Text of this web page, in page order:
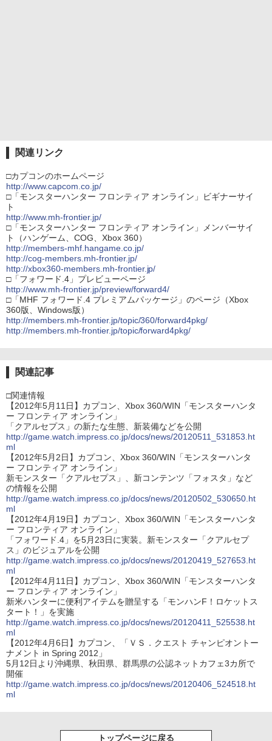
関連リンク
□カプコンのホームページ
http://www.capcom.co.jp/
□「モンスターハンター フロンティア オンライン」ビギナーサイ
ト
http://www.mh-frontier.jp/
□「モンスターハンター フロンティア オンライン」メンバーサイ
ト（ハンゲーム、COG、Xbox 360）
http://members-mhf.hangame.co.jp/
http://cog-members.mh-frontier.jp/
http://xbox360-members.mh-frontier.jp/
□「フォワード.4」プレビューページ
http://www.mh-frontier.jp/preview/forward4/
□「MHF フォワード.4 プレミアムパッケージ」のページ（Xbox
360版、Windows版）
http://members.mh-frontier.jp/topic/360/forward4pkg/
http://members.mh-frontier.jp/topic/forward4pkg/
関連記事
□関連情報
【2012年5月11日】カプコン、Xbox 360/WIN「モンスターハンタ
ー フロンティア オンライン」
「クアルセプス」の新たな生態、新装備などを公開
http://game.watch.impress.co.jp/docs/news/20120511_531853.ht
ml
【2012年5月2日】カプコン、Xbox 360/WIN「モンスターハンタ
ー フロンティア オンライン」
新モンスター「クアルセプス」、新コンテンツ「フォスタ」など
の情報を公開
http://game.watch.impress.co.jp/docs/news/20120502_530650.ht
ml
【2012年4月19日】カプコン、Xbox 360/WIN「モンスターハンタ
ー フロンティア オンライン」
「フォワード.4」を5月23日に実装。新モンスター「クアルセプ
ス」のビジュアルを公開
http://game.watch.impress.co.jp/docs/news/20120419_527653.ht
ml
【2012年4月11日】カプコン、Xbox 360/WIN「モンスターハンタ
ー フロンティア オンライン」
新米ハンターに便利アイテムを贈呈する「モンハンF！ロケットス
タート！」を実施
http://game.watch.impress.co.jp/docs/news/20120411_525538.ht
ml
【2012年4月6日】カプコン、「ＶＳ．クエスト チャンピオントー
ナメント in Spring 2012」
5月12日より沖縄県、秋田県、群馬県の公認ネットカフェ3カ所で
開催
http://game.watch.impress.co.jp/docs/news/20120406_524518.ht
ml
トップページに戻る